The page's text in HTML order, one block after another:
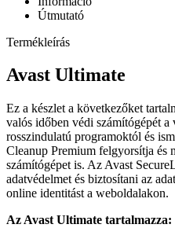
Útmutató
Termékleírás
Avast Ultimate
Ez a készlet a következőket
valós időben védi számítógépét
rosszindulatú programoktól és
Cleanup Premium felgyorsítja és
számítógépet is. Az Avast
adatvédelmet és biztosítani az
online identitást a weboldalakon.
Az Avast Ultimate tartalmazza: